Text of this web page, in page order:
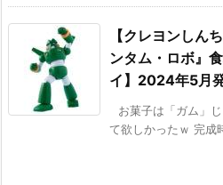
【クレヨンしん
ンタム・ロボ』
イ】2024年5月
お菓子は「ガム」
て欲しかったｗ 完成